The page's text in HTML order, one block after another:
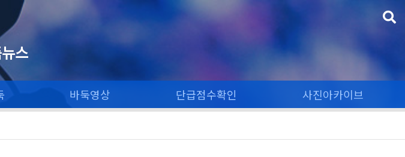
스
바둑영상 단급점수확인 사진아카이브